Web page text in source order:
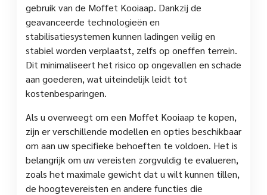
gebruik van de Moffet Kooiaap. Dankzij de
geavanceerde technologieën en
stabilisatiesystemen kunnen ladingen veilig en
stabiel worden verplaatst, zelfs op oneffen terrein.
Dit minimaliseert het risico op ongevallen en schade
aan goederen, wat uiteindelijk leidt tot
kostenbesparingen.
Als u overweegt om een Moffet Kooiaap te kopen,
zijn er verschillende modellen en opties beschikbaar
om aan uw specifieke behoeften te voldoen. Het is
belangrijk om uw vereisten zorgvuldig te evalueren,
zoals het maximale gewicht dat u wilt kunnen tillen,
de hoogtevereisten en andere functies die